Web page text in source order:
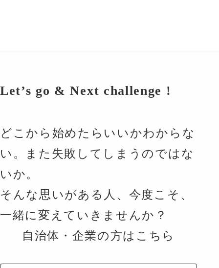
Let’s go & Next challenge !
どこから始めたらいいかわからな
い。また失敗してしまうのではな
いか。
そんな思いがある人、今度こそ、
一緒に変えていきませんか？
自治体・企業の方はこちら